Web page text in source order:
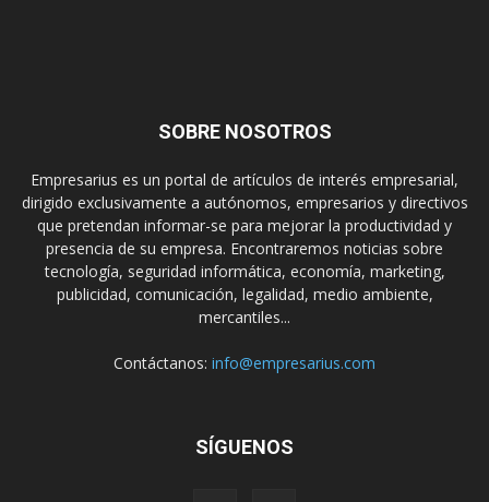
SOBRE NOSOTROS
Empresarius es un portal de artículos de interés empresarial,
dirigido exclusivamente a autónomos, empresarios y directivos
que pretendan informar-se para mejorar la productividad y
presencia de su empresa. Encontraremos noticias sobre
tecnología, seguridad informática, economía, marketing,
publicidad, comunicación, legalidad, medio ambiente,
mercantiles...
Contáctanos: info@empresarius.com
SÍGUENOS